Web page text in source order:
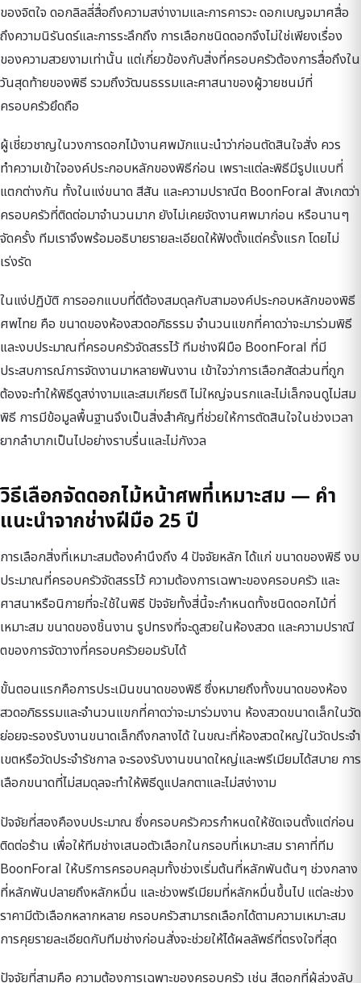
ของจิตใจ ดอกลิลลี่สื่อถึงความสง่างามและการคารวะ ดอกเบญจมาศสื่อ
ถึงความนิรันดร์และการระลึกถึง การเลือกชนิดดอกจึงไม่ใช่เพียงเรื่อง
ของความสวยงามเท่านั้น แต่เกี่ยวข้องกับสิ่งที่ครอบครัวต้องการสื่อถึงใน
วันสุดท้ายของพิธี รวมถึงวัฒนธรรมและศาสนาของผู้วายชนม์ที่
ครอบครัวยึดถือ
ผู้เชี่ยวชาญในวงการดอกไม้งานศพมักแนะนำว่าก่อนตัดสินใจสั่ง ควร
ทำความเข้าใจองค์ประกอบหลักของพิธีก่อน เพราะแต่ละพิธีมีรูปแบบที่
แตกต่างกัน ทั้งในแง่ขนาด สีสัน และความปราณีต BoonForal สังเกตว่า
ครอบครัวที่ติดต่อมาจำนวนมาก ยังไม่เคยจัดงานศพมาก่อน หรือนานๆ
จัดครั้ง ทีมเราจึงพร้อมอธิบายรายละเอียดให้ฟังตั้งแต่ครั้งแรก โดยไม่
เร่งรัด
ในแง่ปฏิบัติ การออกแบบที่ดีต้องสมดุลกับสามองค์ประกอบหลักของพิธี
ศพไทย คือ ขนาดของห้องสวดอภิธรรม จำนวนแขกที่คาดว่าจะมาร่วมพิธี
และงบประมาณที่ครอบครัวจัดสรรไว้ ทีมช่างฝีมือ BoonForal ที่มี
ประสบการณ์การจัดงานมาหลายพันงาน เข้าใจว่าการเลือกสัดส่วนที่ถูก
ต้องจะทำให้พิธีดูสง่างามและสมเกียรติ ไม่ใหญ่จนรกและไม่เล็กจนดูไม่สม
พิธี การมีข้อมูลพื้นฐานจึงเป็นสิ่งสำคัญที่ช่วยให้การตัดสินใจในช่วงเวลา
ยากลำบากเป็นไปอย่างราบรื่นและไม่กังวล
วิธีเลือกจัดดอกไม้หน้าศพที่เหมาะสม — คำ
แนะนำจากช่างฝีมือ 25 ปี
การเลือกสิ่งที่เหมาะสมต้องคำนึงถึง 4 ปัจจัยหลัก ได้แก่ ขนาดของพิธี งบ
ประมาณที่ครอบครัวจัดสรรไว้ ความต้องการเฉพาะของครอบครัว และ
ศาสนาหรือนิกายที่จะใช้ในพิธี ปัจจัยทั้งสี่นี้จะกำหนดทั้งชนิดดอกไม้ที่
เหมาะสม ขนาดของชิ้นงาน รูปทรงที่จะดูสวยในห้องสวด และความปราณี
ตของการจัดวางที่ครอบครัวยอมรับได้
ขั้นตอนแรกคือการประเมินขนาดของพิธี ซึ่งหมายถึงทั้งขนาดของห้อง
สวดอภิธรรมและจำนวนแขกที่คาดว่าจะมาร่วมงาน ห้องสวดขนาดเล็กในวัด
ย่อยจะรองรับงานขนาดเล็กถึงกลางได้ ในขณะที่ห้องสวดใหญ่ในวัดประจำ
เขตหรือวัดประจำรัชกาล จะรองรับงานขนาดใหญ่และพรีเมียมได้สบาย การ
เลือกขนาดที่ไม่สมดุลจะทำให้พิธีดูแปลกตาและไม่สง่างาม
ปัจจัยที่สองคืองบประมาณ ซึ่งครอบครัวควรกำหนดให้ชัดเจนตั้งแต่ก่อน
ติดต่อร้าน เพื่อให้ทีมช่างเสนอตัวเลือกในกรอบที่เหมาะสม ราคาที่ทีม
BoonForal ให้บริการครอบคลุมทั้งช่วงเริ่มต้นที่หลักพันต้นๆ ช่วงกลาง
ที่หลักพันปลายถึงหลักหมื่น และช่วงพรีเมียมที่หลักหมื่นขึ้นไป แต่ละช่วง
ราคามีตัวเลือกหลากหลาย ครอบครัวสามารถเลือกได้ตามความเหมาะสม
การคุยรายละเอียดกับทีมช่างก่อนสั่งจะช่วยให้ได้ผลลัพธ์ที่ตรงใจที่สุด
ปัจจัยที่สามคือ ความต้องการเฉพาะของครอบครัว เช่น สีดอกที่ผู้ล่วงลับ